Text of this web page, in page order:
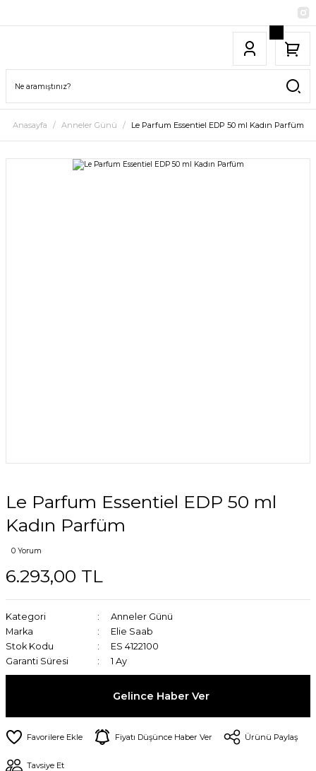
Anasayfa Anneler Günü Le Parfum Essentiel EDP 50 ml Kadın Parfüm
Le Parfum Essentiel EDP 50 ml
Kadın Parfüm
0 Yorum
6.293,00 TL
Kategori
Anneler Günü
Marka
Elie Saab
Stok Kodu
ES 4122100
Garanti Süresi
1 Ay
Gelince Haber Ver
Fiyatı Düşünce Haber Ver Ürünü Paylaş
Tavsiye Et